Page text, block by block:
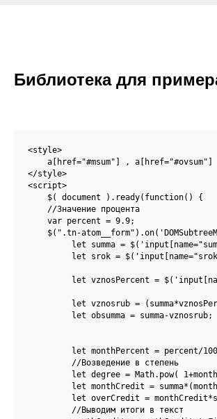
Библиотека для
<style>
a[href="#msum"] , a[href="#ovsum"]
</style>
<script>
    $( document ).ready(function() {
    //Значение процента
    var percent = 9.9;
$(".tn-
let summa =
let srok =
let vznosPercent =
let vznosrub =
         let obsumma = summa-vznosrub;
let monthPercent = percent/
         //Возведение в степень
let degree = Math.pow(
let monthCredit =
let overCredit =
         //Выводим итоги в текст